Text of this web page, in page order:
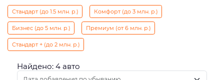
Стандарт (до 1.5 млн. р.) Комфорт (до 3 млн. р.)
Бизнес (до 5 млн. р.) Премиум (от 6 млн. р.)
Стандарт + (до 2 млн. р.)
Найдено: 4 авто